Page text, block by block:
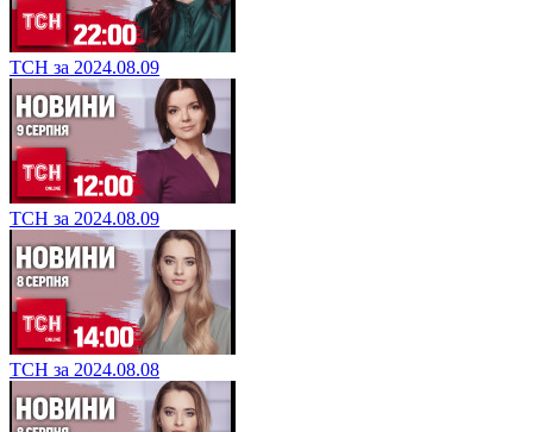
ТСН за 2024.08.09
ТСН за 2024.08.09
ТСН за 2024.08.08